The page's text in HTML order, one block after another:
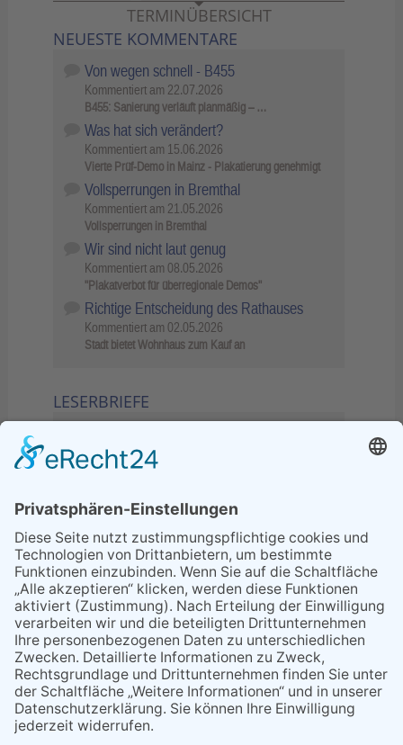
TERMINÜBERSICHT
NEUESTE KOMMENTARE
Von wegen schnell - B455
Kommentiert am 22.07.2026
B455: Sanierung verläuft planmäßig – …
Was hat sich verändert?
Kommentiert am 15.06.2026
Vierte Prüf-Demo in Mainz - Plakatierung genehmigt
Vollsperrungen in Bremthal
Kommentiert am 21.05.2026
Vollsperrungen in Bremthal
Wir sind nicht laut genug
Kommentiert am 08.05.2026
"Plakatverbot für überregionale Demos"
Richtige Entscheidung des Rathauses
Kommentiert am 02.05.2026
Stadt bietet Wohnhaus zum Kauf an
LESERBRIEFE
Sperrung B455: Kleiner
Grenzverkehr statt weite Wege
21.04.2026
Wenn Bahn-Computer nicht
miteinander kommunizieren
11.03.2026
"Plakatverbot für überregionale
Demos"
04.02.2026
Gelbe Tonne – Ein kleiner Blick
über den Tellerand
04.02.2026
Plastikersparnis durch Nutzung
von Gelber Tonne statt Säcken